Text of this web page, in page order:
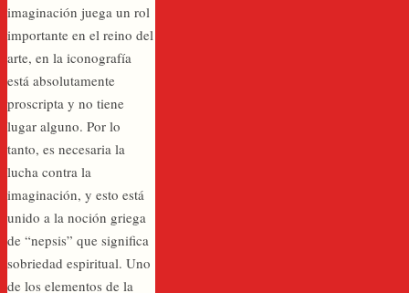
imaginación juega un rol
importante en el reino del
arte, en la iconografía
está absolutamente
proscripta y no tiene
lugar alguno. Por lo
tanto, es necesaria la
lucha contra la
imaginación, y esto está
unido a la noción griega
de “nepsis” que significa
sobriedad espiritual. Uno
de los elementos de la